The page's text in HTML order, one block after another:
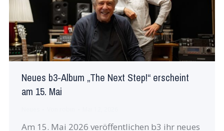
Neues b3-Album „The Next Step!“ erscheint
am 15. Mai
Am 15. Mai 2026 veröffentlichen b3 ihr neues